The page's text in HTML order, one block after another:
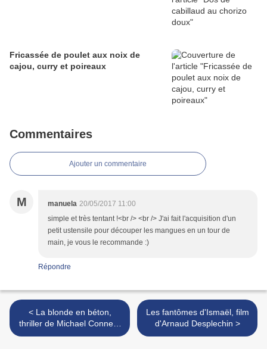
Fricassée de poulet aux noix de
cajou, curry et poireaux
Commentaires
Ajouter un commentaire
M manuela 20/05/2017 11:00
simple et très tentant !<br /> <br /> J'ai fait l'acquisition d'un
petit ustensile pour découper les mangues en un tour de
main, je vous le recommande :)
Répondre
< La blonde en béton,
thriller de Michael Connelly
(1994)
Les fantômes d'Ismaël, film
d'Arnaud Desplechin >